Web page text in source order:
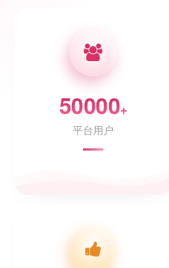
50000+
平台用户